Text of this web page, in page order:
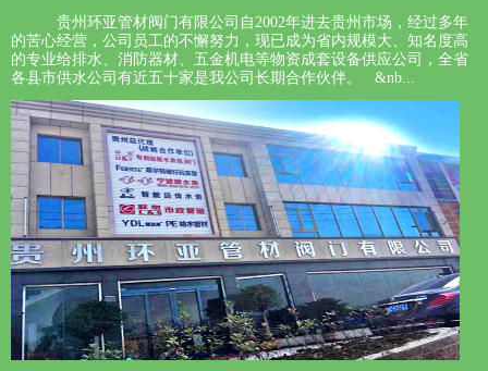
贵州环亚管材阀门有限公司自2002年进去贵州市场，经过多年
的苦心经营，公司员工的不懈努力，现已成为省内规模大、知名度高
的专业给排水、消防器材、五金机电等物资成套设备供应公司，全省
各县市供水公司有近五十家是我公司长期合作伙伴。 &nb...